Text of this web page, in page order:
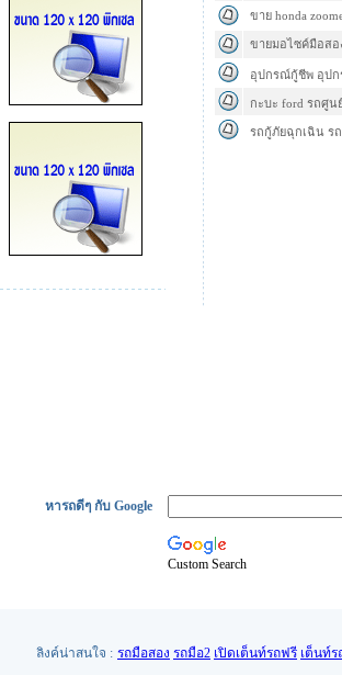
ขาย honda
ขายมอไซค์มือสอ
อุปกรณ์กู้ชีพ อุปก
กะบะ ford รถศูน
รถกู้ภัยฉุกเฉิน ร
หารถดีๆ กับ Google
Custom Search
ลิงค์น่าสนใจ : รถมือสอง รถมือ2 เปิดเต็นท์รถฟรี เต็นท์ร